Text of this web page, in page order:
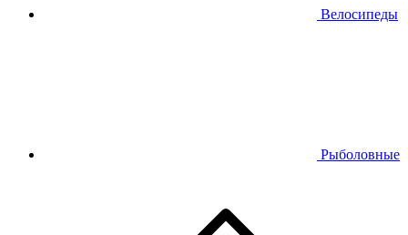
Велосипеды
Рыболовные